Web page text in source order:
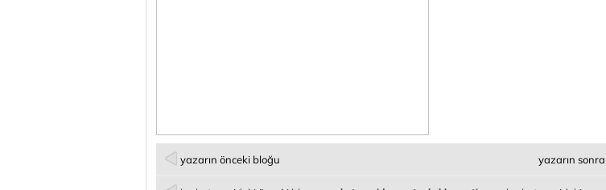
yazarın önceki bloğu yazarın